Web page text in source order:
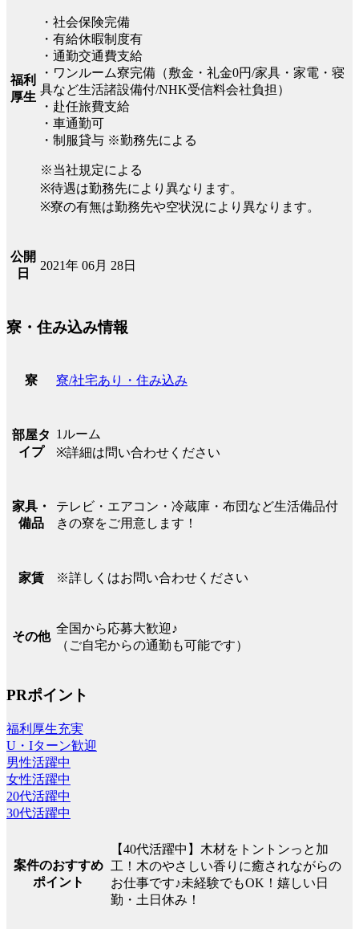
福利
厚生
・社会保険完備
・有給休暇制度有
・通勤交通費支給
・ワンルーム寮完備（敷金・礼金0円/家具・家電・寝
具など生活諸設備付/NHK受信料会社負担）
・赴任旅費支給
・車通勤可
・制服貸与 ※勤務先による
※当社規定による
※待遇は勤務先により異なります。
※寮の有無は勤務先や空状況により異なります。
公開
日
2021年 06月 28日
寮・住み込み情報
寮 寮/社宅あり・住み込み
部屋タ
イプ
1ルーム
※詳細は問い合わせください
家具・
備品
テレビ・エアコン・冷蔵庫・布団など生活備品付
きの寮をご用意します！
家賃 ※詳しくはお問い合わせください
その他
全国から応募大歓迎♪
（ご自宅からの通勤も可能です）
PRポイント
福利厚生充実
U・Iターン歓迎
男性活躍中
女性活躍中
20代活躍中
30代活躍中
案件のおすすめ
ポイント
【40代活躍中】木材をトントンっと加
工！木のやさしい香りに癒されながらの
お仕事です♪未経験でもOK！嬉しい日
勤・土日休み！